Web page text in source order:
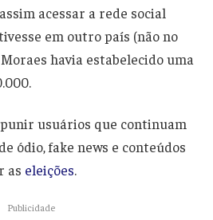
acessar a rede social
em outro país (não no
havia estabelecido uma
usuários que continuam
ódio, fake news e conteúdos
as eleições.
Publicidade